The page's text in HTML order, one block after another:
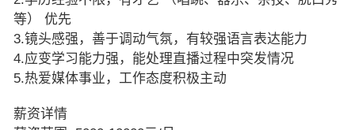
等） 优先
3.镜头感强，善于调动气氛，有较强语言表达能力
4.应变学习能力强，能处理直播过程中突发情况
5.热爱媒体事业，工作态度积极主动
薪资详情